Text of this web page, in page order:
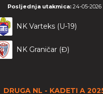
Posljednja utakmica: 24-05-2026
NK Varteks (U-19)
NK Graničar (Đ)
DRUGA NL - KADETI A